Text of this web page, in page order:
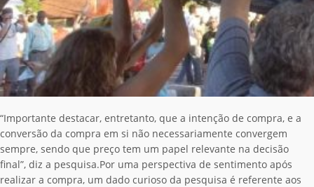
“Importante destacar, entretanto, que a intenção de compra, e a
conversão da compra em si não necessariamente convergem
sempre, sendo que preço tem um papel relevante na decisão
final”, diz a pesquisa.Por uma perspectiva de sentimento após
realizar a compra, um dado curioso da pesquisa é referente aos